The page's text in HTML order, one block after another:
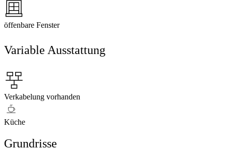
öffenbare Fenster
Variable Ausstattung
Verkabelung vorhanden
Küche
Grundrisse